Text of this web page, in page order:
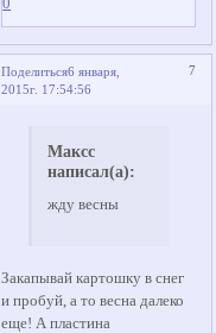
0
Поделиться 7
6 января,
2015г. 17:54:56
Максс
написал(а):
жду весны
Закапывай картошку в снег
и пробуй, а то весна далеко
еще! А пластина